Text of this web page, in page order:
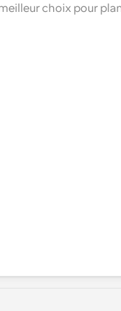
choix pour